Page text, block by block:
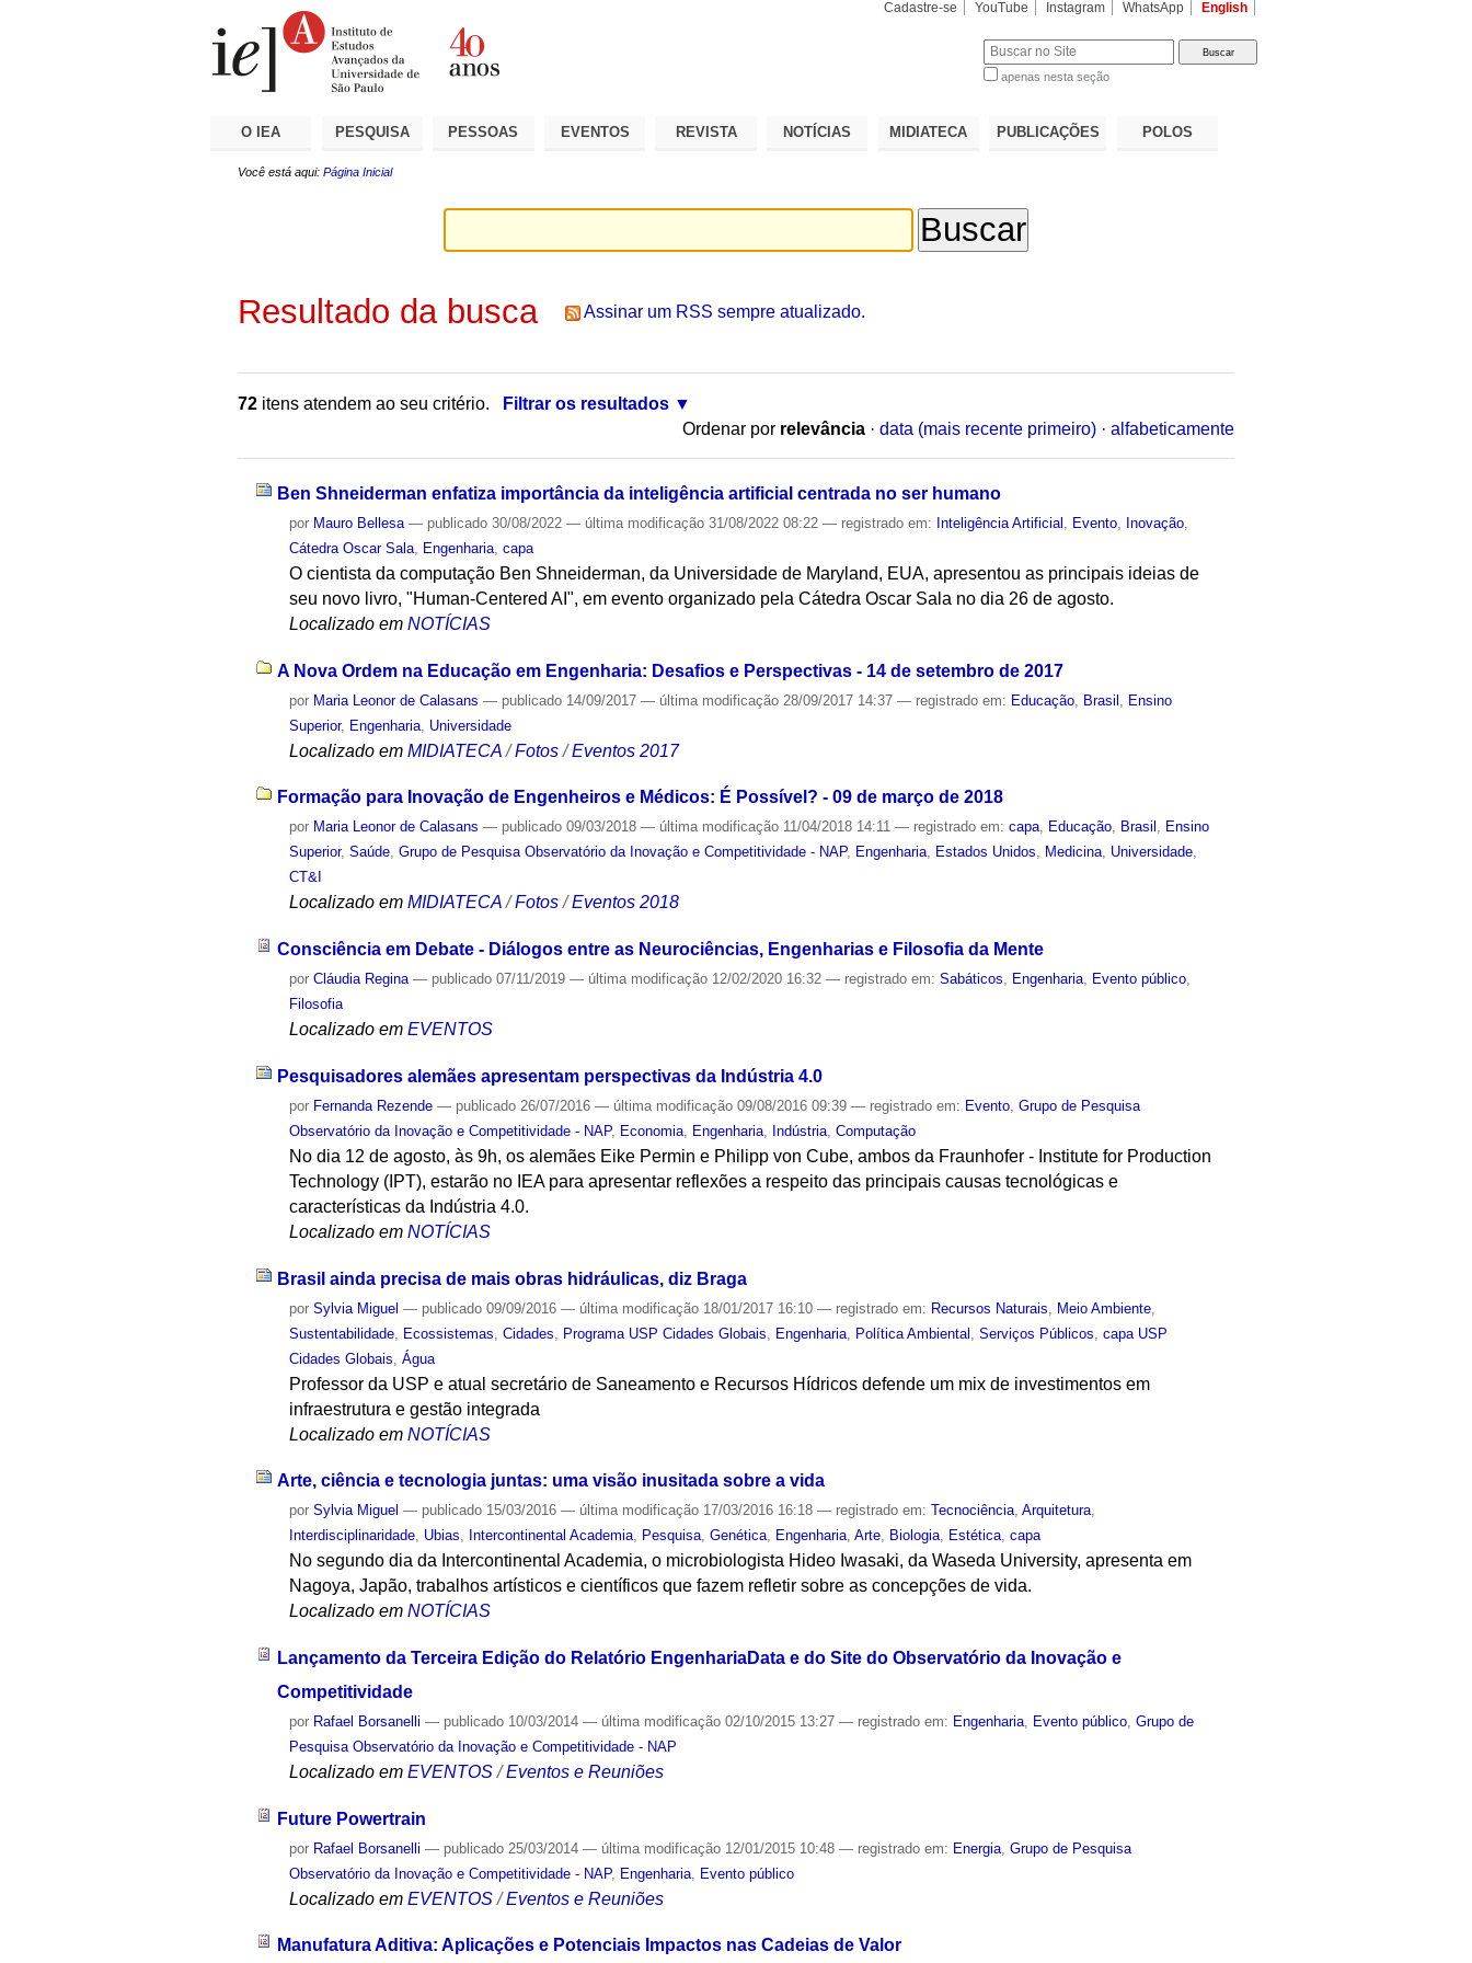
Cadastre-se YouTube Instagram WhatsApp English
apenas nesta seção
O IEA PESQUISA PESSOAS EVENTOS REVISTA NOTÍCIAS MIDIATECA PUBLICAÇÕES POLOS
Você está aqui: Página Inicial
Resultado da busca Assinar um RSS sempre atualizado.
72 itens atendem ao seu critério.
Filtrar os resultados
Ordenar por relevância · data (mais recente primeiro) · alfabeticamente
Ben Shneiderman enfatiza importância da inteligência artificial centrada no ser humano
por Mauro Bellesa — publicado 30/08/2022— última modificação 31/08/2022 08:22— registrado em: Inteligência Artificial Evento Inovação
Cátedra Oscar Sala
Engenharia ,capa
O cientista da computação Ben Shneiderman, da Universidade de Maryland, EUA, apresentou as principais ideias de
seu novo livro, "Human-Centered AI", em evento organizado pela Cátedra Oscar Sala no dia 26 de agosto.
Localizado em NOTÍCIAS
A Nova Ordem na Educação em Engenharia: Desafios e Perspectivas - 14 de setembro de 2017
por Maria Leonor de Calasans — publicado 14/09/2017— última modificação 28/09/2017 14:37— registrado em: Educação Brasil
Ensino
Superior, Engenharia Universidade
Localizado em MIDIATECA /Fotos /Eventos 2017
Formação para Inovação de Engenheiros e Médicos: É Possível? - 09 de março de 2018
por Maria Leonor de Calasans — publicado 09/03/2018— última modificação 11/04/2018 14:11— registrado em:capa, Educação, Brasil , Ensino
Superior,Saúde,Grupo de Pesquisa Observatório da Inovação e Competitividade - NAP, Engenharia, Estados Unidos, Medicina, Universidade,
CT&I
Localizado em MIDIATECA /Fotos /Eventos 2018
Consciência em Debate - Diálogos entre as Neurociências, Engenharias e Filosofia da Mente
porCláudia Regina — publicado 07/11/2019— última modificação 12/02/2020 16:32— registrado em:Sabáticos, Engenharia, Evento público,
Filosofia
Localizado em EVENTOS
Pesquisadores alemães apresentam perspectivas da Indústria 4.0
por Fernanda Rezende — publicado 26/07/2016— última modificação 09/08/2016 09:39— registrado em: Evento ,Grupo de Pesquisa
Observatório da Inovação e Competitividade - NAP, Economia Engenharia Indústria ,Computação
No dia 12 de agosto, às 9h, os alemães Eike Permin e Philipp von Cube, ambos da Fraunhofer - Institute for Production
Technology (IPT), estarão no IEA para apresentar reflexões a respeito das principais causas tecnológicas e
características da Indústria 4.0.
Localizado em NOTÍCIAS
Brasil ainda precisa de mais obras hidráulicas, diz Braga
porSylvia Miguel — publicado 09/09/2016— última modificação 18/01/2017 16:10— registrado em: Recursos Naturais Meio Ambiente
Sustentabilidade Ecossistemas ,Cidades Programa USP Cidades Globais Engenharia Política Ambiental ,Serviços Públicos ,capa USP
Cidades Globais ,Água
Professor da USP e atual secretário de Saneamento e Recursos Hídricos defende um mix de investimentos em
infraestrutura e gestão integrada
Localizado em NOTÍCIAS
Arte, ciência e tecnologia juntas: uma visão inusitada sobre a vida
porSylvia Miguel — publicado 15/03/2016— última modificação 17/03/2016 16:18— registrado em:Tecnociência,Arquitetura,
Interdisciplinaridade, Ubias, Intercontinental Academia, Pesquisa,Genética, Engenharia,Arte, Biologia, Estética,capa
No segundo dia da Intercontinental Academia, o microbiologista Hideo Iwasaki, da Waseda University, apresenta em
Nagoya, Japão, trabalhos artísticos e científicos que fazem refletir sobre as concepções de vida.
Localizado em NOTÍCIAS
Lançamento da Terceira Edição do Relatório EngenhariaData e do Site do Observatório da Inovação e
Competitividade
por Rafael Borsanelli — publicado 10/03/2014— última modificação 02/10/2015 13:27— registrado em: Engenharia Evento público ,Grupo de
Pesquisa Observatório da Inovação e Competitividade - NAP
Localizado em EVENTOS /Eventos e Reuniões
Future Powertrain
por Rafael Borsanelli — publicado 25/03/2014— última modificação 12/01/2015 10:48— registrado em: Energia ,Grupo de Pesquisa
Observatório da Inovação e Competitividade - NAP, Engenharia Evento público
Localizado em EVENTOS /Eventos e Reuniões
Manufatura Aditiva: Aplicações e Potenciais Impactos nas Cadeias de Valor